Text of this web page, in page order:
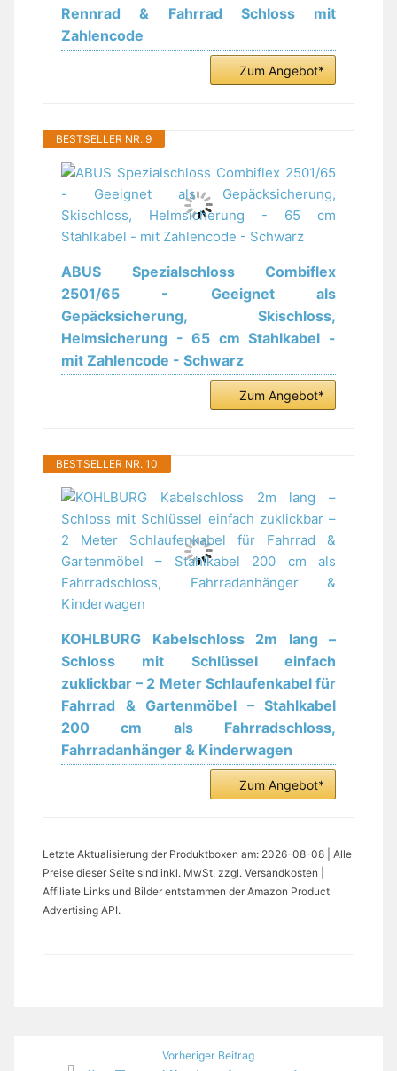
Rennrad & Fahrrad Schloss mit
Zahlencode
Zum Angebot*
BESTSELLER NR. 9
ABUS Spezialschloss Combiflex
2501/65 - Geeignet als
Gepäcksicherung, Skischloss,
Helmsicherung - 65 cm Stahlkabel -
mit Zahlencode - Schwarz
Zum Angebot*
BESTSELLER NR. 10
KOHLBURG Kabelschloss 2m lang –
Schloss mit Schlüssel einfach
zuklickbar – 2 Meter Schlaufenkabel für
Fahrrad & Gartenmöbel – Stahlkabel
200 cm als Fahrradschloss,
Fahrradanhänger & Kinderwagen
Zum Angebot*
Letzte Aktualisierung der Produktboxen am: 2026-08-08 | Alle
Preise dieser Seite sind inkl. MwSt. zzgl. Versandkosten |
Affiliate Links und Bilder entstammen der Amazon Product
Advertising API.
Beitragsnavigation
Vorheriger Beitrag